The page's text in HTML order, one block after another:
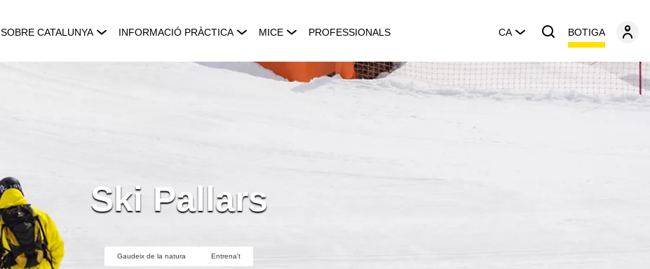
SOBRE CATALUNYA INFORMACIÓ PRÀCTICA MICE PROFESSIONALS CA BOTIGA
Ski Pallars
Gaudeix de la natura Entrena't